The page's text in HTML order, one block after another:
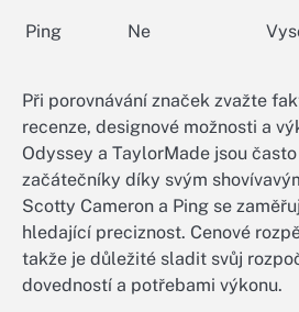
Ping Ne
Při porovnávání značek zvažte
recenze, designové možnosti a
Odyssey a TaylorMade jsou
začátečníky díky svým
Scotty Cameron a Ping se
hledající preciznost. Cenové
takže je důležité sladit svůj
dovedností a potřebami výkonu.